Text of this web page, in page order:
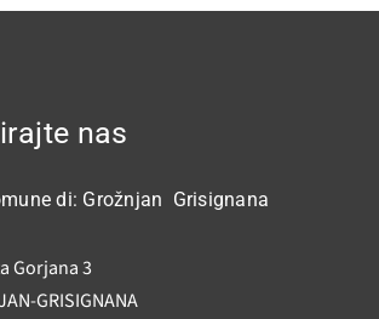
nas
di: Grožnjan Grisignana
Gorjana 3
GRISIGNANA